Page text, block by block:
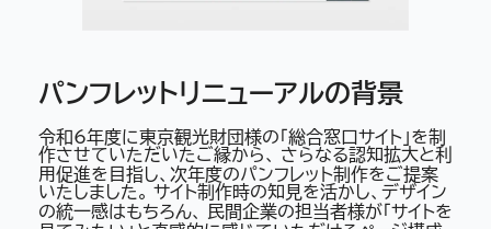
パンフレットリニューアルの背景
令和6年度に東京観光財団様の「総合窓口サイト」を制
作させていただいたご縁から、 さらなる認知拡大と利
用促進を目指し、次年度のパンフレット制作をご提案
いたしました。 サイト制作時の知見を活かし、デザイン
の統一感はもちろん、 民間企業の担当者様が「サイトを